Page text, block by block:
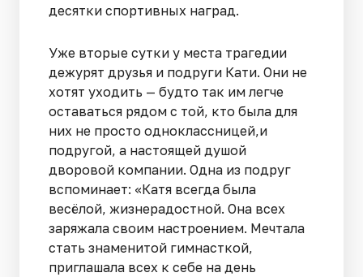
десятки спортивных наград.
Уже вторые сутки у места трагедии
дежурят друзья и подруги Кати. Они не
хотят уходить — будто так им легче
оставаться рядом с той, кто была для
них не просто одноклассницей,и
подругой, а настоящей душой
дворовой компании. Одна из подруг
вспоминает: «Катя всегда была
весёлой, жизнерадостной. Она всех
заряжала своим настроением. Мечтала
стать знаменитой гимнасткой,
приглашала всех к себе на день